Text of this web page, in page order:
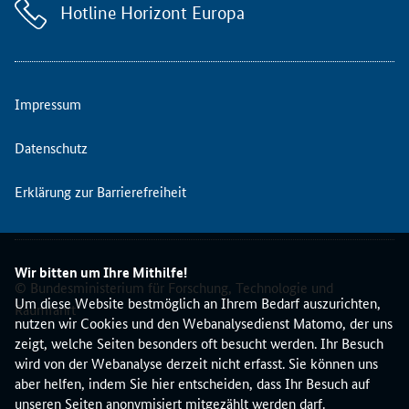
Wir bitten um Ihre Mithilfe!
Um diese Website bestmöglich an Ihrem Bedarf auszurichten,
nutzen wir Cookies und den Webanalysedienst Matomo, der uns
zeigt, welche Seiten besonders oft besucht werden. Ihr Besuch
wird von der Webanalyse derzeit nicht erfasst. Sie können uns
aber helfen, indem Sie hier entscheiden, dass Ihr Besuch auf
unseren Seiten anonymisiert mitgezählt werden darf.
l
n
r
k
r
e
E
v
e
n
t
z
u
Hotline Horizont Europa
Impressum
Datenschutz
Erklärung zur Barrierefreiheit
© Bundesministerium für Forschung, Technologie und
Raumfahrt